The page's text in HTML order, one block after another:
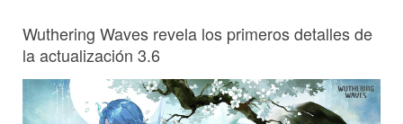
Wuthering Waves revela los primeros detalles de
la actualización 3.6